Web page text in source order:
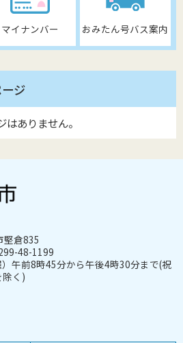
マイナンバー おみたん号バス案内
ジ
ありません。
堅倉835
48-1199
午前8時45分から午後4時30分まで(祝
く)